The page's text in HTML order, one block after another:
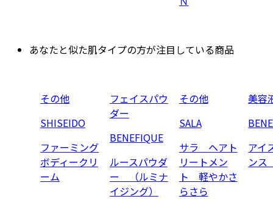
あなたと似た肌タイプの方が注目している商品
その他
SHISEIDO
ファーミング
ボディークリ
ーム
フェイスパウ
ダー
BENEFIQUE
ルースパウダ
ー （ルミナ
イジング）
その他
SALA
サラ ヘアト
リートメン
ト 軽やかさ
らさら
美容
アイ
ン